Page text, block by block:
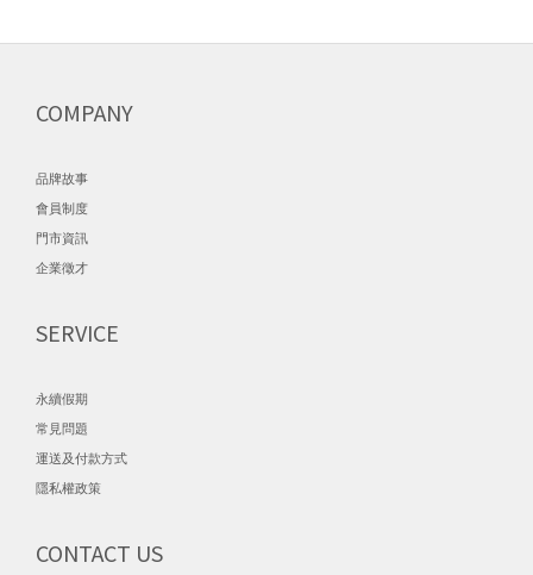
COMPANY
品牌故事
會員制度
門市資訊
企業徵才
SERVICE
永續假期
常見問題
運送及付款方式
隱私權政策
CONTACT US